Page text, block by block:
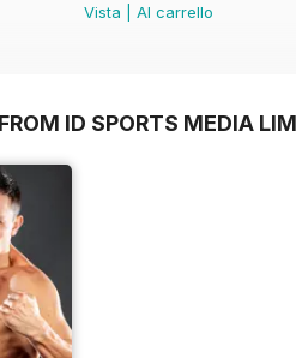
Vista
Al carrello
ID SPORTS MEDIA